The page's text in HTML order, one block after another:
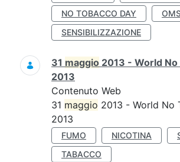
NO TOBACCO DAY
SENSIBILIZZAZIONE
31 maggio 2013 - World
2013
Contenuto Web
31 maggio 2013 - World No
2013
FUMO NICOTINA
TABACCO